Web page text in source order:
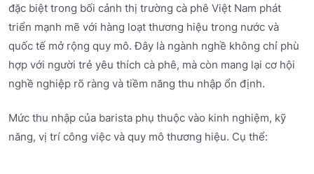
đặc biệt trong bối cảnh thị trường cà phê Việt Nam phát
triển mạnh mẽ với hàng loạt thương hiệu trong nước và
quốc tế mở rộng quy mô. Đây là ngành nghề không chỉ phù
hợp với người trẻ yêu thích cà phê, mà còn mang lại cơ hội
nghề nghiệp rõ ràng và tiềm năng thu nhập ổn định.
Mức thu nhập của barista phụ thuộc vào kinh nghiệm, kỹ
năng, vị trí công việc và quy mô thương hiệu. Cụ thể: